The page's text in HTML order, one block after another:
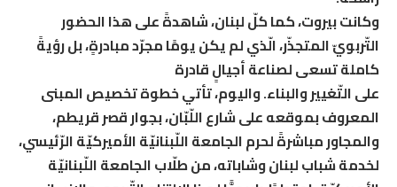
وكانت بيروت، كما كلّ لبنان، شاهدةً على هذا الحضور
التّربويّ المتجذّر، الّذي لم يكن يومًا مجرّد مبادرةٍ، بل رؤيةً
كاملة تسعى لصناعة أجيالٍ قادرة
على التّغيير والبناء. واليوم، تأتي خطوة تخصيص المبنى
المعروف بموقعه على شارع اللّبّان، بجوار قصر قريطم،
والمجاور مباشرةً لحرم الجامعة اللّبنانيّة الأميركيّة الرّئيسي،
لخدمة شباب لبنان وشاباته، من طلّاب الجامعة اللّبنانيّة